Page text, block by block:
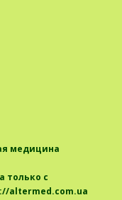
медицина
только с
altermed.com.ua